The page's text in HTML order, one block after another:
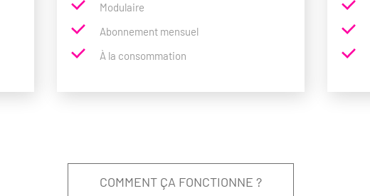
Modulaire
Abonnement mensuel
À la consommation
COMMENT ÇA FONCTIONNE ?